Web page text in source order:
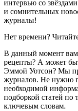
интервью со
и сомнительных
журналы!
Нет времени?
В данный момент вам
рецепты? А может
Эммой Уотсон? Мы
журналов. Не нужно
необходимой
подборкой статей по
ключевым словам.